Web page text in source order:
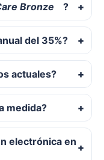
Bronze ?
del 35%?
actuales?
medida?
electrónica en